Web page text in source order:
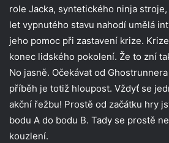
role Jacka, syntetického ninja
let vypnutého stavu nahodí umělá
jeho pomoc při zastavení krize.
konec lidského pokolení. Že to zní
No jasně. Očekávat od
příběh je totiž hloupost. Vždyť se
akční řežbu! Prostě od začátku hry
bodu A do bodu B. Tady se prostě
kouzlení.